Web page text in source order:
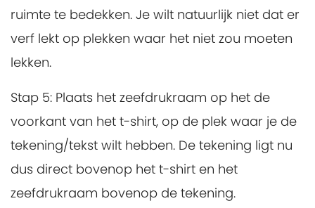
ruimte te bedekken. Je wilt natuurlijk niet dat er
verf lekt op plekken waar het niet zou moeten
lekken.
Stap 5: Plaats het zeefdrukraam op het de
voorkant van het t-shirt, op de plek waar je de
tekening/tekst wilt hebben. De tekening ligt nu
dus direct bovenop het t-shirt en het
zeefdrukraam bovenop de tekening.